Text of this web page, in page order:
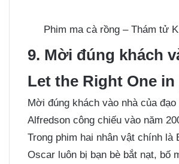
Phim ma cà rồng – Thám tử
9. Mời đúng khách
Let the Right One in
Mời đúng khách vào nhà của đạo
Alfredson công chiếu vào năm
Trong phim hai nhân vật chính là
Oscar luôn bị bạn bè bắt nạt, bố